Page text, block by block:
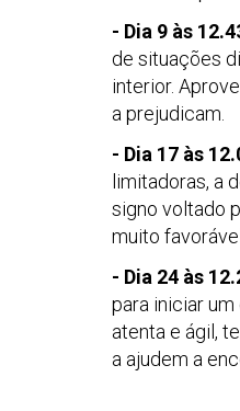
- Dia 9 às
de situações
interior.
a prejudicam.
- Dia 17 às
limitadoras, a
signo voltado
muito
- Dia 24 às
para iniciar
atenta e ágil,
a ajudem a